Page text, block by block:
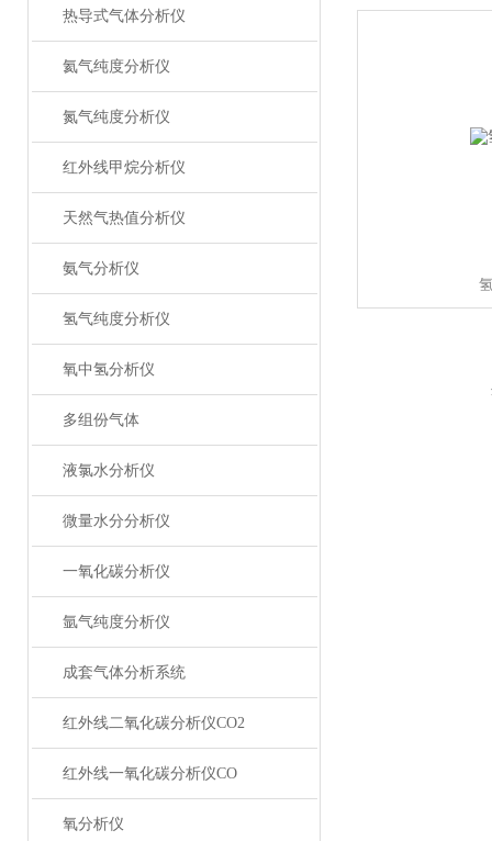
热导式气体分析仪
氦气纯度分析仪
氮气纯度分析仪
红外线甲烷分析仪
天然气热值分析仪
氨气分析仪
氢气纯度分析仪
氧中氢分析仪
多组份气体
液氯水分析仪
微量水分分析仪
一氧化碳分析仪
氩气纯度分析仪
成套气体分析系统
红外线二氧化碳分析仪CO2
红外线一氧化碳分析仪CO
氧分析仪